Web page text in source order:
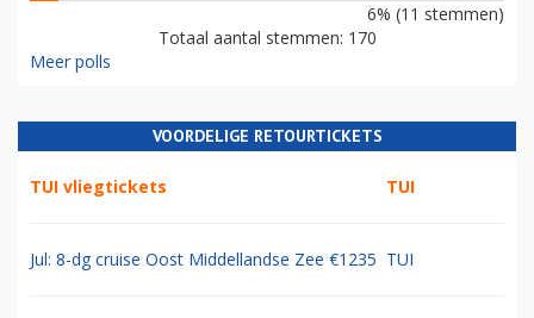
6% (11 stemmen)
Totaal aantal stemmen: 170
Meer polls
VOORDELIGE RETOURTICKETS
TUI vliegtickets TUI
Jul: 8-dg cruise Oost Middellandse Zee €1235 TUI